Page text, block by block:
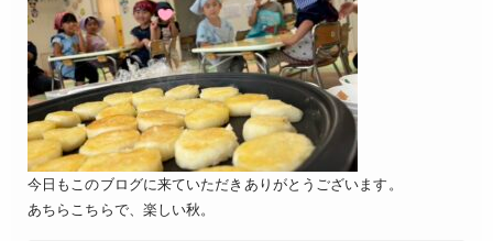
今日もこのブログに来ていただきありがとうございます。
あちらこちらで、楽しい秋。